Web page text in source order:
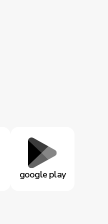
google play